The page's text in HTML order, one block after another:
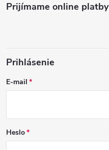
Prijímame online platby
Prihlásenie
E-mail
Heslo